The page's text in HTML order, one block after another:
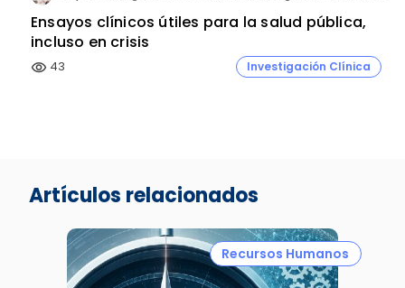
Ensayos clínicos útiles para la salud pública,
incluso en crisis
visibility 43 Investigación Clínica
Artículos relacionados
Recursos Humanos